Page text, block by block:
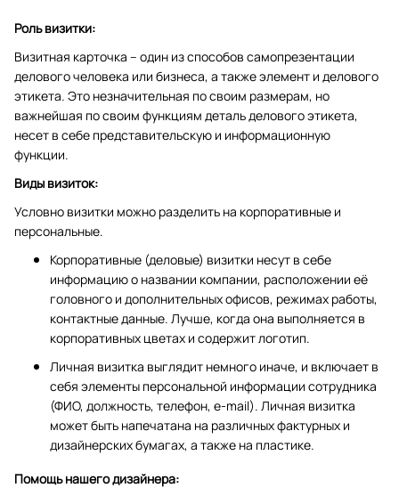
Роль визитки:
Визитная карточка – один из способов самопрезентации
делового человека или бизнеса, а также элемент и делового
этикета. Это незначительная по своим размерам, но
важнейшая по своим функциям деталь делового этикета,
несет в себе представительскую и информационную
функции.
Виды визиток:
Условно визитки можно разделить на корпоративные и
персональные.
Корпоративные (деловые) визитки несут в себе
информацию о названии компании, расположении её
головного и дополнительных офисов, режимах работы,
контактные данные. Лучше, когда она выполняется в
корпоративных цветах и содержит логотип.
Личная визитка выглядит немного иначе, и включает в
себя элементы персональной информации сотрудника
(ФИО, должность, телефон, e-mail). Личная визитка
может быть напечатана на различных фактурных и
дизайнерских бумагах, а также на пластике.
Помощь нашего дизайнера: